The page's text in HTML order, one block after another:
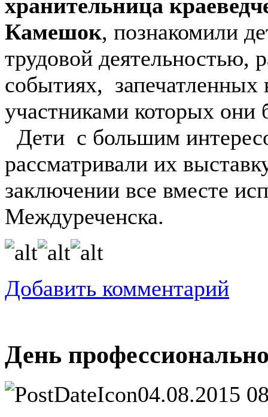
хранительница
Камешок, познакомили
трудовой деятельностью,
событиях, запечатленных
участниками которых они
Дети с большим
рассматривали их
заключении все вместе
Междуреченска.
Добавить комментарий
День
04.08.2015